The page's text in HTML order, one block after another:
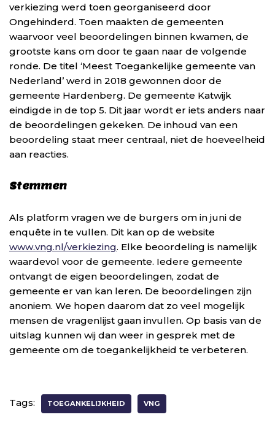
verkiezing werd toen georganiseerd door
Ongehinderd. Toen maakten de gemeenten
waarvoor veel beoordelingen binnen kwamen, de
grootste kans om door te gaan naar de volgende
ronde. De titel ‘Meest Toegankelijke gemeente van
Nederland’ werd in 2018 gewonnen door de
gemeente Hardenberg. De gemeente Katwijk
eindigde in de top 5. Dit jaar wordt er iets anders naar
de beoordelingen gekeken. De inhoud van een
beoordeling staat meer centraal, niet de hoeveelheid
aan reacties.
Stemmen
Als platform vragen we de burgers om in juni de
enquête in te vullen. Dit kan op de website
www.vng.nl/verkiezing. Elke beoordeling is namelijk
waardevol voor de gemeente. Iedere gemeente
ontvangt de eigen beoordelingen, zodat de
gemeente er van kan leren. De beoordelingen zijn
anoniem. We hopen daarom dat zo veel mogelijk
mensen de vragenlijst gaan invullen. Op basis van de
uitslag kunnen wij dan weer in gesprek met de
gemeente om de toegankelijkheid te verbeteren.
Tags: TOEGANKELIJKHEID VNG